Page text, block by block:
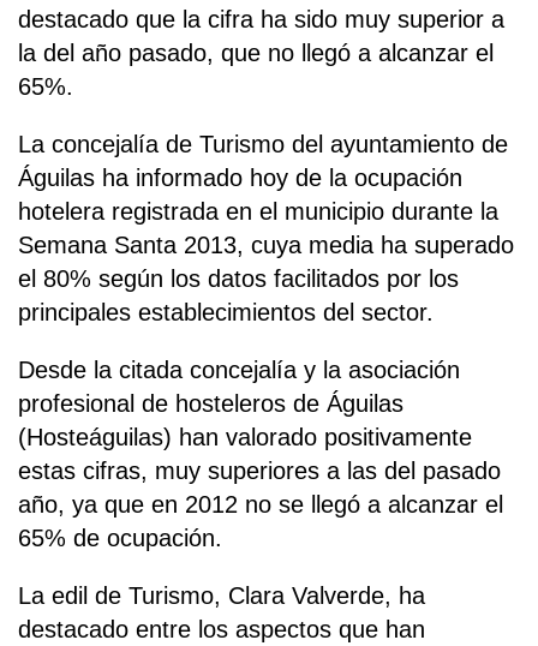
destacado que la cifra ha sido muy superior a
la del año pasado, que no llegó a alcanzar el
65%.
La concejalía de Turismo del ayuntamiento de
Águilas ha informado hoy de la ocupación
hotelera registrada en el municipio durante la
Semana Santa 2013, cuya media ha superado
el 80% según los datos facilitados por los
principales establecimientos del sector.
Desde la citada concejalía y la asociación
profesional de hosteleros de Águilas
(Hosteáguilas) han valorado positivamente
estas cifras, muy superiores a las del pasado
año, ya que en 2012 no se llegó a alcanzar el
65% de ocupación.
La edil de Turismo, Clara Valverde, ha
destacado entre los aspectos que han